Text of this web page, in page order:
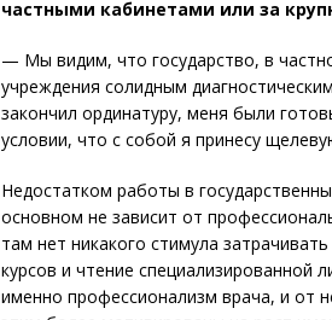
частными кабинетами или за
— Мы видим, что государство, в
учреждения солидным
закончил ординатуру, меня были
условии, что с собой я принесу
Недостатком работы в
основном не зависит от
там нет никакого стимула
курсов и чтение специа­лизированной
именно профессионализм врача, и от